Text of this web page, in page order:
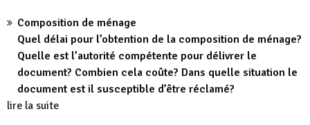
Composition de ménage
Quel délai pour l’obtention de la composition de ménage?
Quelle est l’autorité compétente pour délivrer le
document? Combien cela coûte? Dans quelle situation le
document est il susceptible d’être réclamé?
lire la suite